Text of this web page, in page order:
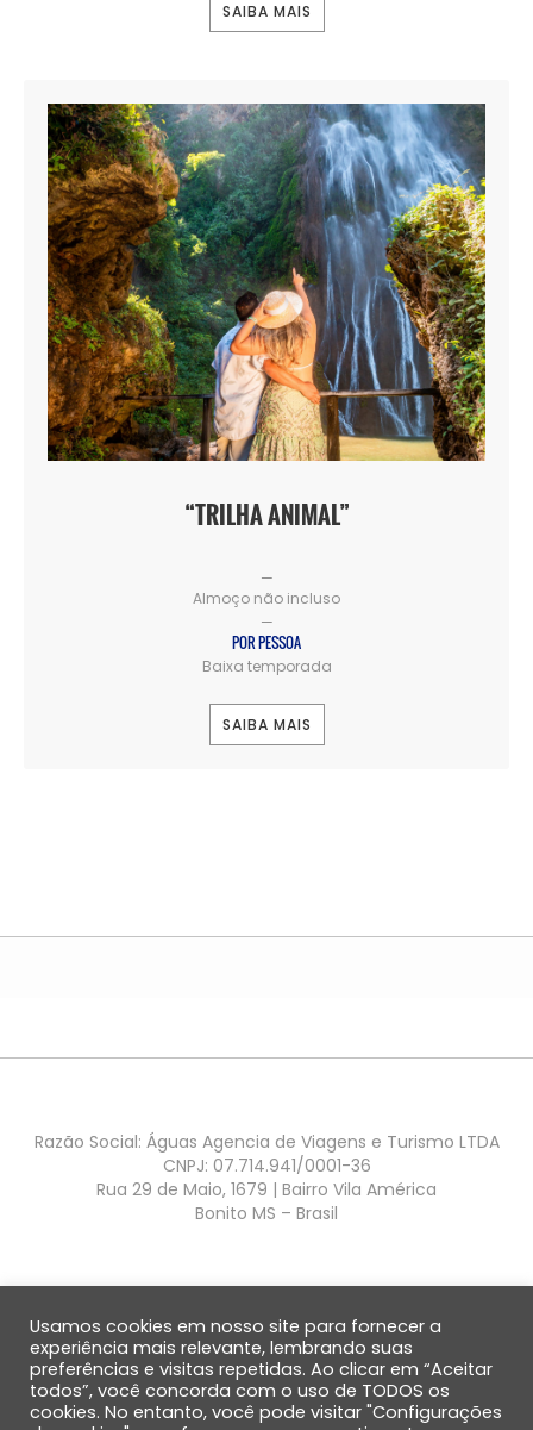
SAIBA MAIS
“TRILHA ANIMAL”
—
Almoço não incluso
—
POR PESSOA
Baixa temporada
SAIBA MAIS
Razão Social: Águas Agencia de Viagens e Turismo LTDA
CNPJ: 07.714.941/0001-36
Rua 29 de Maio, 1679 | Bairro Vila América
Bonito MS – Brasil
QUEM SOMOS SOBRE BONITO DÚVIDAS FREQUENTES
DEPOIMENTOS
ENVIAR DEPOIMENTO
Usamos cookies em nosso site para fornecer a
experiência mais relevante, lembrando suas
preferências e visitas repetidas. Ao clicar em “Aceitar
todos”, você concorda com o uso de TODOS os
cookies. No entanto, você pode visitar "Configurações